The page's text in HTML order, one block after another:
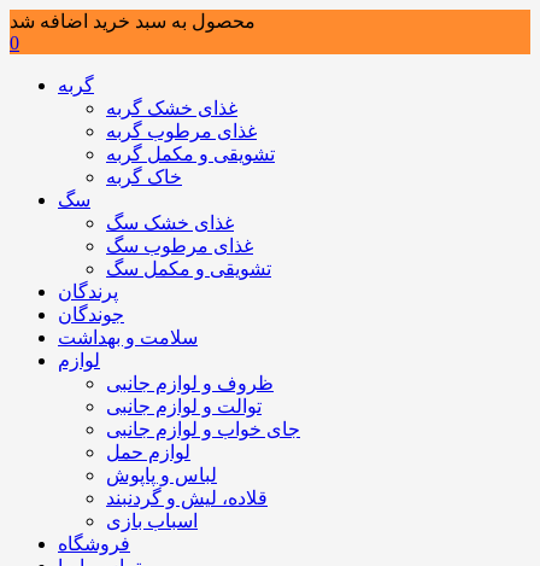
محصول به سبد خرید اضافه شد
0
گربه
غذای خشک گربه
غذای مرطوب گربه
تشویقی و مکمل گربه
خاک گربه
سگ
غذای خشک سگ
غذای مرطوب سگ
تشویقی و مکمل سگ
پرندگان
جوندگان
سلامت و بهداشت
لوازم
ظروف و لوازم جانبی
توالت و لوازم جانبی
جای خواب و لوازم جانبی
لوازم حمل
لباس و پاپوش
قلاده، لیش و گردنبند
اسباب بازی
فروشگاه